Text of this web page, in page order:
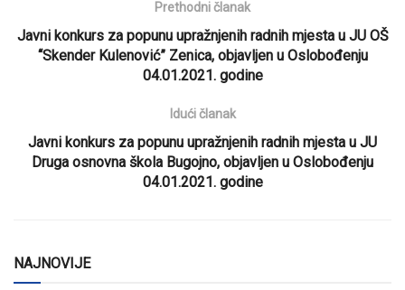
Prethodni članak
Javni konkurs za popunu upražnjenih radnih mjesta u JU OŠ
“Skender Kulenović” Zenica, objavljen u Oslobođenju
04.01.2021. godine
Idući članak
Javni konkurs za popunu upražnjenih radnih mjesta u JU
Druga osnovna škola Bugojno, objavljen u Oslobođenju
04.01.2021. godine
NAJNOVIJE